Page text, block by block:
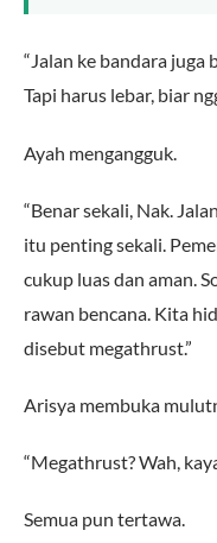
“Jalan ke bandara juga
Tapi harus lebar, biar
Ayah mengangguk.
“Benar sekali, Nak.
itu penting sekali.
cukup luas dan aman.
rawan bencana. Kita
disebut megathrust.”
Arisya membuka
“Megathrust? Wah,
Semua pun tertawa.